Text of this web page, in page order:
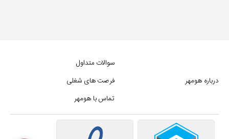
درباره هومهر
سوالات متداول
فرصت های شغلی
تماس با هومهر